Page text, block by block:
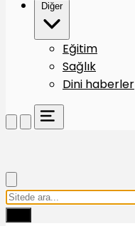
Diğer
Eğitim
Sağlık
Dini haberler